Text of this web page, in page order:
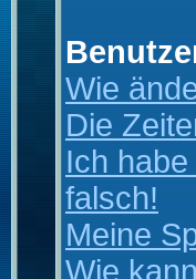
Wie
Die
Ich
falsch!
Meine
Wie